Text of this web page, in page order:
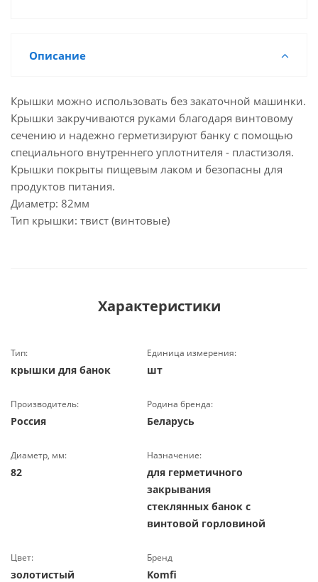
Описание
Крышки можно использовать без закаточной машинки.
Крышки закручиваются руками благодаря винтовому
сечению и надежно герметизируют банку с помощью
специального внутреннего уплотнителя - пластизоля.
Крышки покрыты пищевым лаком и безопасны для
продуктов питания.
Диаметр: 82мм
Тип крышки: твист (винтовые)
Характеристики
Тип:
крышки для банок
Единица измерения:
шт
Производитель:
Россия
Родина бренда:
Беларусь
Диаметр, мм:
82
Назначение:
для герметичного
закрывания
стеклянных банок с
винтовой горловиной
Цвет:
золотистый
Бренд
Komfi